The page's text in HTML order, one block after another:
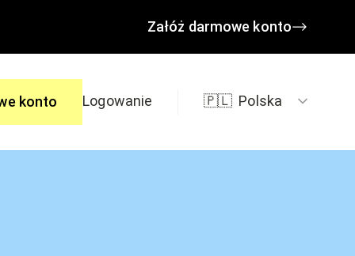
Załóż darmowe konto
konto Logowanie 🇵🇱 Polska